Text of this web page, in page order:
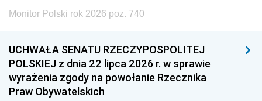
Monitor Polski rok 2026 poz. 740
UCHWAŁA SENATU RZECZYPOSPOLITEJ
POLSKIEJ z dnia 22 lipca 2026 r. w sprawie
wyrażenia zgody na powołanie Rzecznika
Praw Obywatelskich